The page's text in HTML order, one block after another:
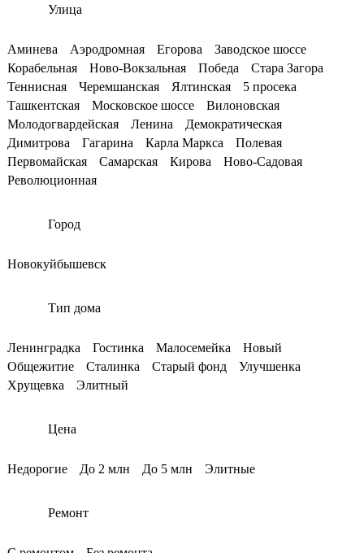
Улица
Аминева Аэродромная Егорова
Заводское шоссе
Корабельная
Ново-Вокзальная Победа
Стара Загора
Теннисная
Черемшанская Ялтинская
5 просека
Ташкентская
Московское шоссе
Вилоновская
Молодогвардейская
Ленина
Демократическая
Димитрова
Гагарина Карла Маркса
Полевая
Первомайская
Самарская Кирова
Ново-Садовая
Революционная
Город
Новокуйбышевск
Тип дома
Ленинградка Гостинка Малосемейка
Новый
Общежитие
Сталинка Старый фонд
Улучшенка
Хрущевка
Элитный
Цена
Недорогие До 2 млн До 5 млн Элитные
Ремонт